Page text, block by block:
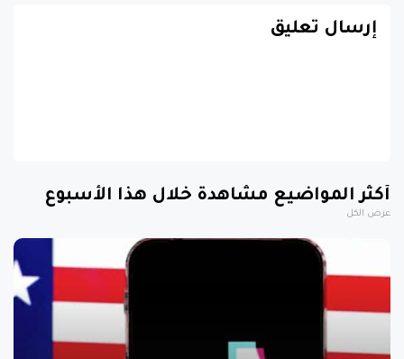
إرسال تعليق
أكثر المواضيع مشاهدة خلال هذا الأسبوع
عرض الكل